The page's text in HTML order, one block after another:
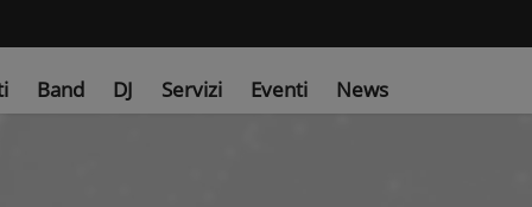
Band DJ Servizi Eventi News